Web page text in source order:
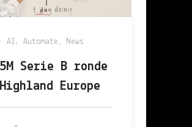
AI ,Automate , News
Serie B ronde
Europe